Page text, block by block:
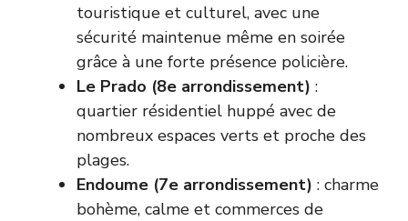
touristique et culturel, avec une
sécurité maintenue même en soirée
grâce à une forte présence policière.
Le Prado (8e arrondissement) :
quartier résidentiel huppé avec de
nombreux espaces verts et proche des
plages.
Endoume (7e arrondissement) : charme
bohème, calme et commerces de